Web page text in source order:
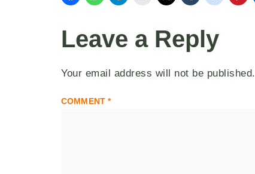
Leave a Reply
Your email address will not be published.
COMMENT*